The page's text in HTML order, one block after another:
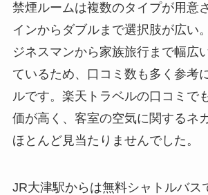
禁煙ルームは複数のタイプが用意
インからダブルまで選択肢が広い
ジネスマンから家族旅行まで幅広
ているため、口コミ数も多く参考
ルです。楽天トラベルの口コミで
価が高く、客室の空気に関するネ
ほとんど見当たりませんでした。
JR大津駅からは無料シャトルバス